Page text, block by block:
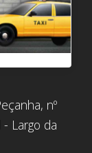
nº
Largo da